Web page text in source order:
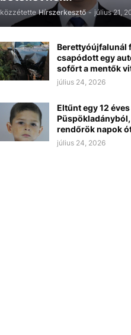
közzétette Hírszerkesztő - július 21,
Berettyóújfalunál
csapódott egy
sofőrt a mentők
július 24, 2026
Eltűnt egy 12
Püspökladányból,
rendőrök napok
július 24, 2026